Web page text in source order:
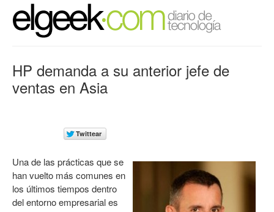
HP demanda a su anterior jefe de
ventas en Asia
Una de las prácticas que se
han vuelto más comunes en
los últimos tiempos dentro
del entorno empresarial es